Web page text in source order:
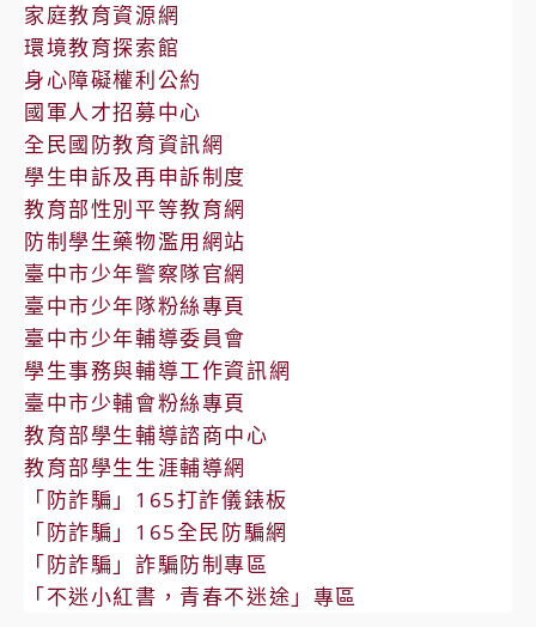
家庭教育資源網
環境教育探索館
身心障礙權利公約
國軍人才招募中心
全民國防教育資訊網
學生申訴及再申訴制度
教育部性別平等教育網
防制學生藥物濫用網站
臺中市少年警察隊官網
臺中市少年隊粉絲專頁
臺中市少年輔導委員會
學生事務與輔導工作資訊網
臺中市少輔會粉絲專頁
教育部學生輔導諮商中心
教育部學生生涯輔導網
「防詐騙」165打詐儀錶板
「防詐騙」165全民防騙網
「防詐騙」詐騙防制專區
「不迷小紅書，青春不迷途」專區